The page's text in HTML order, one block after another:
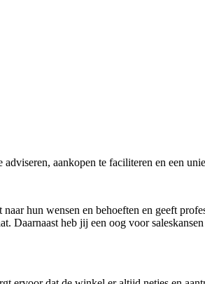
aankopen te faciliteren en een
hun wensen en behoeften en geeft
Daarnaast heb jij een oog voor